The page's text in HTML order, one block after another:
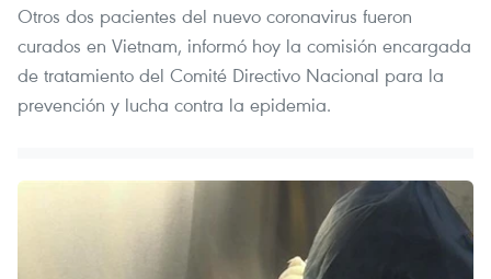
Otros dos pacientes del nuevo coronavirus fueron
curados en Vietnam, informó hoy la comisión encargada
de tratamiento del Comité Directivo Nacional para la
prevención y lucha contra la epidemia.